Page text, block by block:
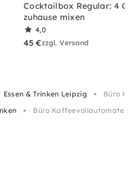
Cocktailbox Regular: 4
zuhause mixen
4,0
45 €zzgl. Versand
Essen & Trinken Leipzig
Büro
Büro Kaffeevollautomaten